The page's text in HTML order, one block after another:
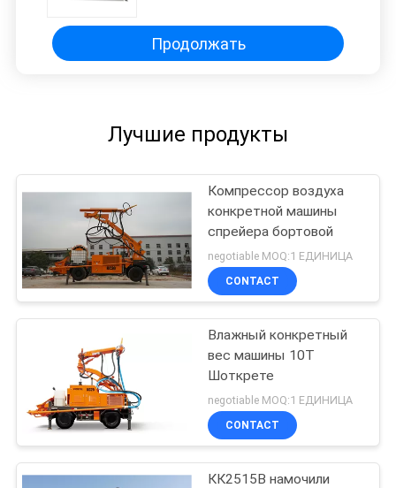
Продолжать
Лучшие продукты
Компрессор воздуха
конкретной машины
спрейера бортовой
negotiable MOQ:1 ЕДИНИЦА
CONTACT
Влажный конкретный
вес машины 10Т
Шоткрете
negotiable MOQ:1 ЕДИНИЦА
CONTACT
КК2515В намочили